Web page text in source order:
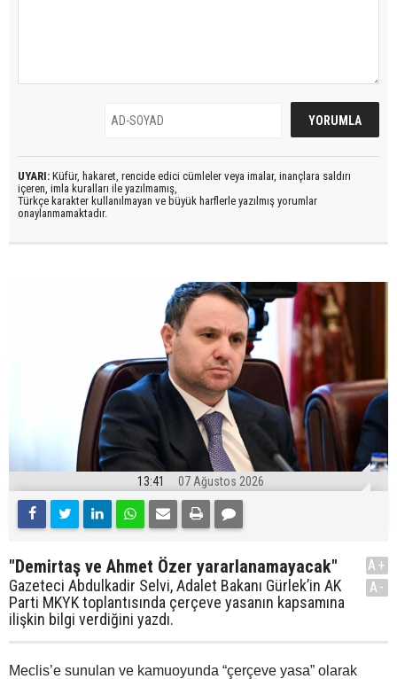
UYARI: Küfür, hakaret, rencide edici cümleler veya imalar, inançlara saldırı
içeren, imla kuralları ile yazılmamış,
Türkçe karakter kullanılmayan ve büyük harflerle yazılmış yorumlar
onaylanmamaktadır.
13:41 07 Ağustos 2026
"Demirtaş ve Ahmet Özer yararlanamayacak"
Gazeteci Abdulkadir Selvi, Adalet Bakanı Gürlek’in AK
Parti MKYK toplantısında çerçeve yasanın kapsamına
ilişkin bilgi verdiğini yazdı.
A+
A-
Meclis’e sunulan ve kamuoyunda “çerçeve yasa” olarak